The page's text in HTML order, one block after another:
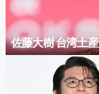
佐藤大樹 台湾土